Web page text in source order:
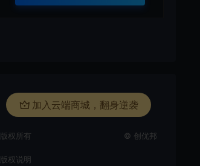
加入云端商城，翻身逆袭
版权所有 © 创优邦
版权说明